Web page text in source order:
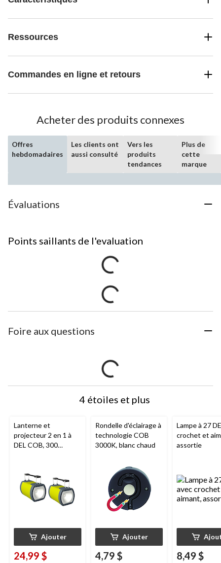
Ressources
Commandes en ligne et retours
Acheter des produits connexes
Offres
hebdomadaires
Les clients ont
aussi consulté
Vers les
produits
tendances
Plus de
cette
marque
Évaluations
Points saillants de l'evaluation
Foire aux questions
4 étoiles et plus
Lanterne et
projecteur 2 en 1 à
DEL COB, 300
Ajouter
24,99 $
Rondelle d'éclairage à
technologie COB
3000K, blanc chaud
Ajouter
4,79 $
Lampe à 27
crochet et
assortie
8,49 $